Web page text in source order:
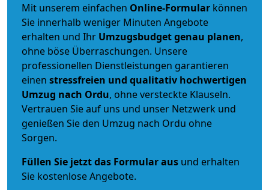
Mit unserem einfachen Online-Formular können
Sie innerhalb weniger Minuten Angebote
erhalten und Ihr Umzugsbudgetgenau planen,
ohne böse Überraschungen. Unsere
professionellen Dienstleistungen garantieren
einen stressfreien und qualitativ hochwertigen
Umzug nach Ordu, ohne versteckte Klauseln.
Vertrauen Sie auf uns und unser Netzwerk und
genießen Sie den Umzug nach Ordu ohne
Sorgen.
Füllen Sie jetzt das Formular aus und erhalten
Sie kostenlose Angebote.